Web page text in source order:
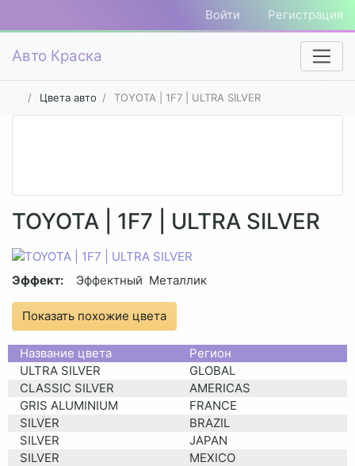
Войти Регистрация
Авто Краска
Цвета авто TOYOTA | 1F7 | ULTRA SILVER
TOYOTA | 1F7 | ULTRA SILVER
Эффект: Эффектный Металлик
Показать похожие цвета
Название цвета
Регион
ULTRA SILVER
GLOBAL
CLASSIC SILVER
AMERICAS
GRIS ALUMINIUM
FRANCE
SILVER
BRAZIL
SILVER
JAPAN
SILVER
MEXICO